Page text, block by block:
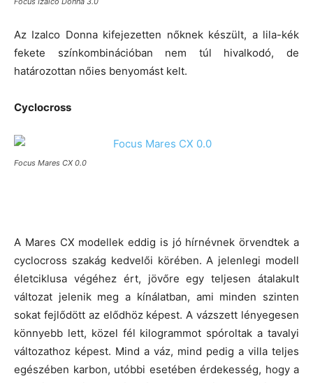
Az Izalco Donna kifejezetten nőknek készült, a lila-kék
fekete színkombinációban nem túl hivalkodó, de
határozottan nőies benyomást kelt.
Cyclocross
Focus Mares CX 0.0
A Mares CX modellek eddig is jó hírnévnek örvendtek a
cyclocross szakág kedvelői körében. A jelenlegi modell
életciklusa végéhez ért, jövőre egy teljesen átalakult
változat jelenik meg a kínálatban, ami minden szinten
sokat fejlődött az elődhöz képest. A vázszett lényegesen
könnyebb lett, közel fél kilogrammot spóroltak a tavalyi
változathoz képest. Mind a váz, mind pedig a villa teljes
egészében karbon, utóbbi esetében érdekesség, hogy a